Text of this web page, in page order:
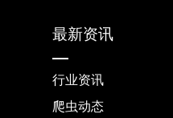
最新资讯
行业资讯
爬虫动态